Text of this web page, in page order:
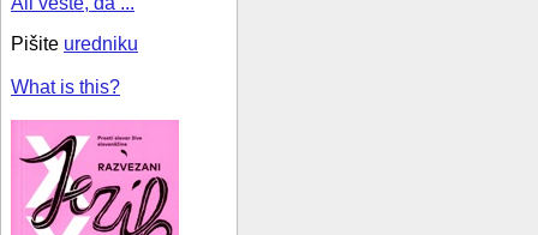
Pišite uredniku
What is this?